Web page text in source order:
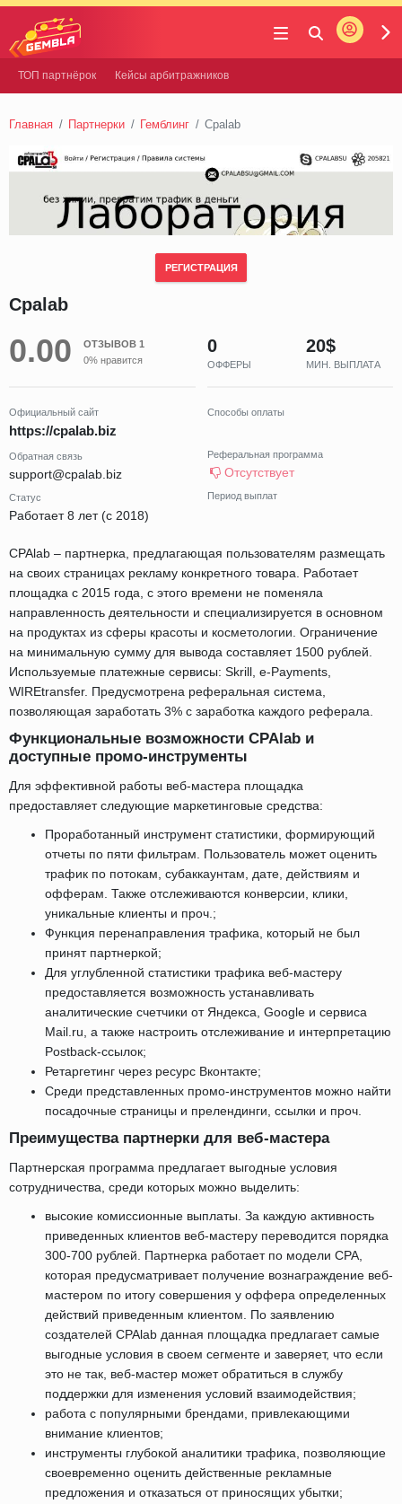
Gembla
Войти
ТОП партнёрок Кейсы арбитражников
Главная Партнерки Гемблинг Cpalab
Cpalab
0.00
ОТЗЫВОВ 1
0% нравится
0
ОФФЕРЫ
20$
МИН. ВЫПЛАТА
Официальный сайт
https://cpalab.biz
Обратная связь
support@cpalab.biz
Статус
Работает 8 лет (с 2018)
Способы оплаты
Реферальная программа
Отсутствует
Период выплат
CPAlab – партнерка, предлагающая пользователям размещать
на своих страницах рекламу конкретного товара. Работает
площадка с 2015 года, с этого времени не поменяла
направленность деятельности и специализируется в основном
на продуктах из сферы красоты и косметологии. Ограничение
на минимальную сумму для вывода составляет 1500 рублей.
Используемые платежные сервисы: Skrill, e-Payments,
WIREtransfer. Предусмотрена реферальная система,
позволяющая заработать 3% с заработка каждого реферала.
Функциональные возможности CPAlab и
доступные промо-инструменты
Для эффективной работы веб-мастера площадка
предоставляет следующие маркетинговые средства:
Проработанный инструмент статистики, формирующий
отчеты по пяти фильтрам. Пользователь может оценить
трафик по потокам, субаккаунтам, дате, действиям и
офферам. Также отслеживаются конверсии, клики,
уникальные клиенты и проч.;
Функция перенаправления трафика, который не был
принят партнеркой;
Для углубленной статистики трафика веб-мастеру
предоставляется возможность устанавливать
аналитические счетчики от Яндекса, Google и сервиса
Mail.ru, а также настроить отслеживание и интерпретацию
Postback-ссылок;
Ретаргетинг через ресурс Вконтакте;
Среди представленных промо-инструментов можно найти
посадочные страницы и прелендинги, ссылки и проч.
Преимущества партнерки для веб-мастера
Партнерская программа предлагает выгодные условия
сотрудничества, среди которых можно выделить:
высокие комиссионные выплаты. За каждую активность
приведенных клиентов веб-мастеру переводится порядка
300-700 рублей. Партнерка работает по модели CPA,
которая предусматривает получение вознаграждение веб-
мастером по итогу совершения у оффера определенных
действий приведенным клиентом. По заявлению
создателей CPAlab данная площадка предлагает самые
выгодные условия в своем сегменте и заверяет, что если
это не так, веб-мастер может обратиться в службу
поддержки для изменения условий взаимодействия;
работа с популярными брендами, привлекающими
внимание клиентов;
инструменты глубокой аналитики трафика, позволяющие
своевременно оценить действенные рекламные
предложения и отказаться от приносящих убытки;
РЕГИСТРАЦИЯ